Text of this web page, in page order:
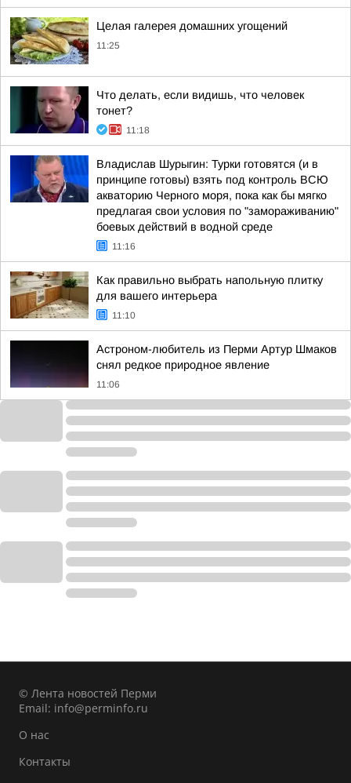
Целая галерея домашних угощений
11:25
Что делать, если видишь, что человек
тонет?
11:18
Владислав Шурыгин: Турки готовятся (и в
принципе готовы) взять под контроль ВСЮ
акваторию Черного моря, пока как бы мягко
предлагая свои условия по "замораживанию"
боевых действий в водной среде
11:16
Как правильно выбрать напольную плитку
для вашего интерьера
11:10
Астроном-любитель из Перми Артур Шмаков
снял редкое природное явление
11:06
© Лента новостей Перми
Email: info@perminfo.ru
О нас
Контакты